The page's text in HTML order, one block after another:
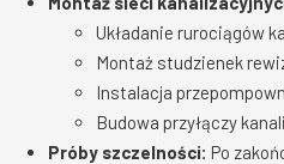
Układanie rurociągów
Montaż studzienek
Instalacja
Budowa przyłączy
Próby szczelności: Po